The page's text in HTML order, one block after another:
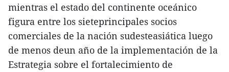
mientras el estado del continente oceánico
figura entre los sieteprincipales socios
comerciales de la nación sudesteasiática luego
de menos deun año de la implementación de la
Estrategia sobre el fortalecimiento de